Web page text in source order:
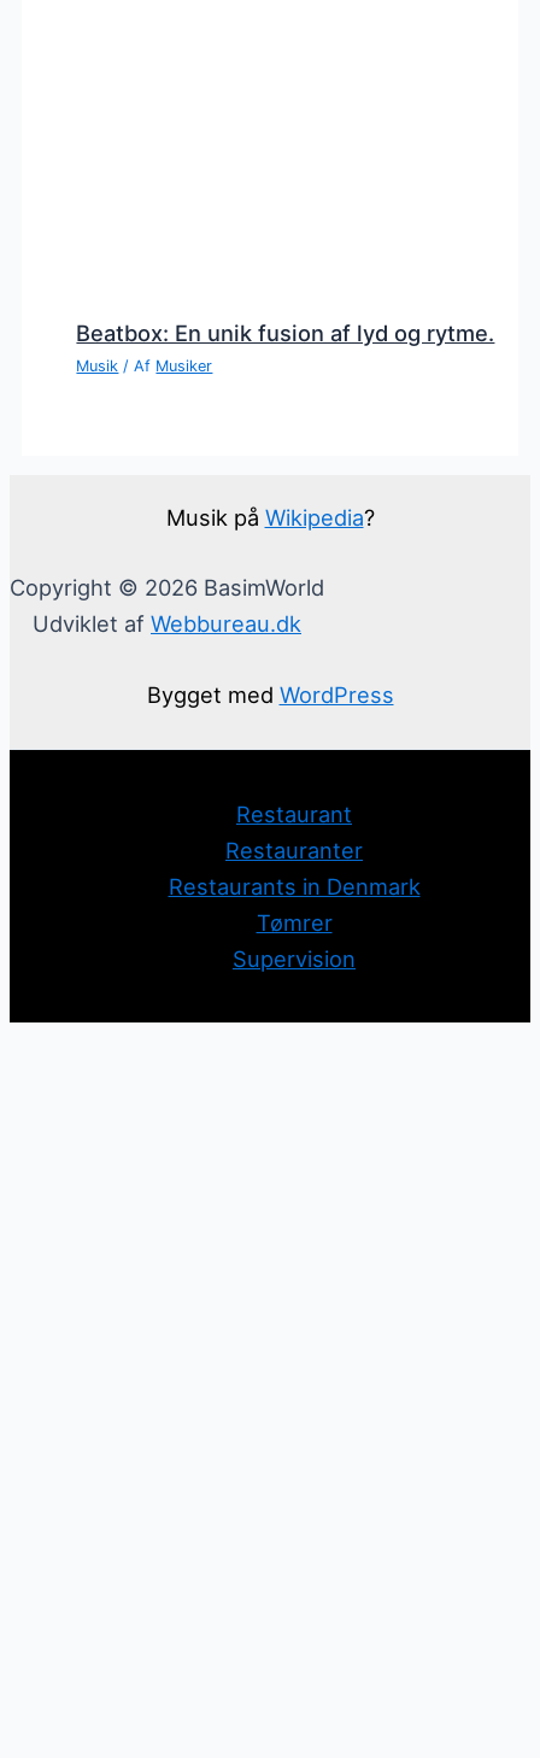
Beatbox: En unik fusion af lyd og rytme.
Musik / Af Musiker
Musik på Wikipedia?
Copyright © 2026 BasimWorld
Udviklet af Webbureau.dk
Bygget med WordPress
Restaurant
Restauranter
Restaurants in Denmark
Tømrer
Supervision